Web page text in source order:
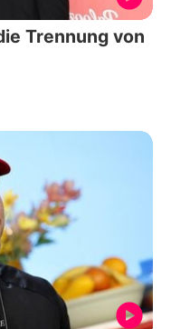
Trennung von